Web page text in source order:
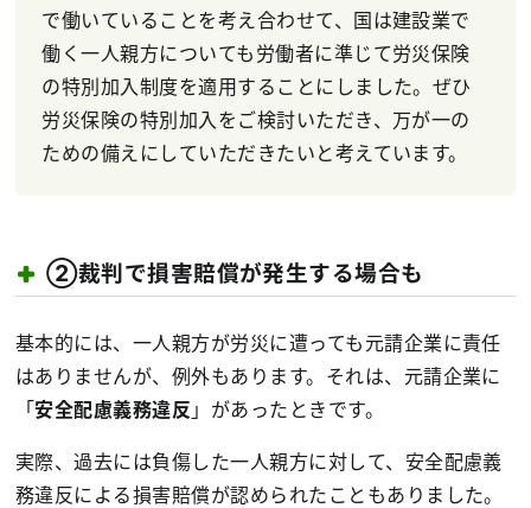
で働いていることを考え合わせて、国は建設業で
働く一人親方についても労働者に準じて労災保険
の特別加入制度を適用することにしました。ぜひ
労災保険の特別加入をご検討いただき、万が一の
ための備えにしていただきたいと考えています。
②裁判で損害賠償が発生する場合も
基本的には、一人親方が労災に遭っても元請企業に責任
はありませんが、例外もあります。それは、元請企業に
「​​安全配慮義務違反 」があったときです。
実際、過去には負傷した一人親方に対して、安全配慮義
務違反による損害賠償が認められたこともありました。